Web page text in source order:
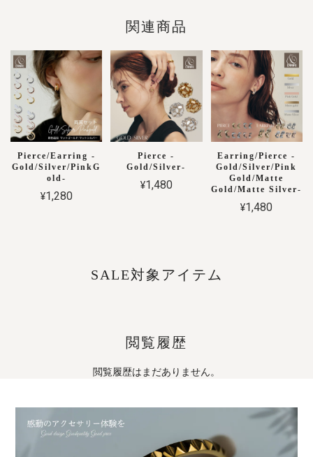
関連商品
Pierce/Earring -
Gold/Silver/PinkG
old-
¥1,280
Pierce -
Gold/Silver-
¥1,480
Earring/Pierce -
Gold/Silver/Pink
Gold/Matte
Gold/Matte Silver-
¥1,480
SALE対象アイテム
閲覧履歴
閲覧履歴はまだありません。